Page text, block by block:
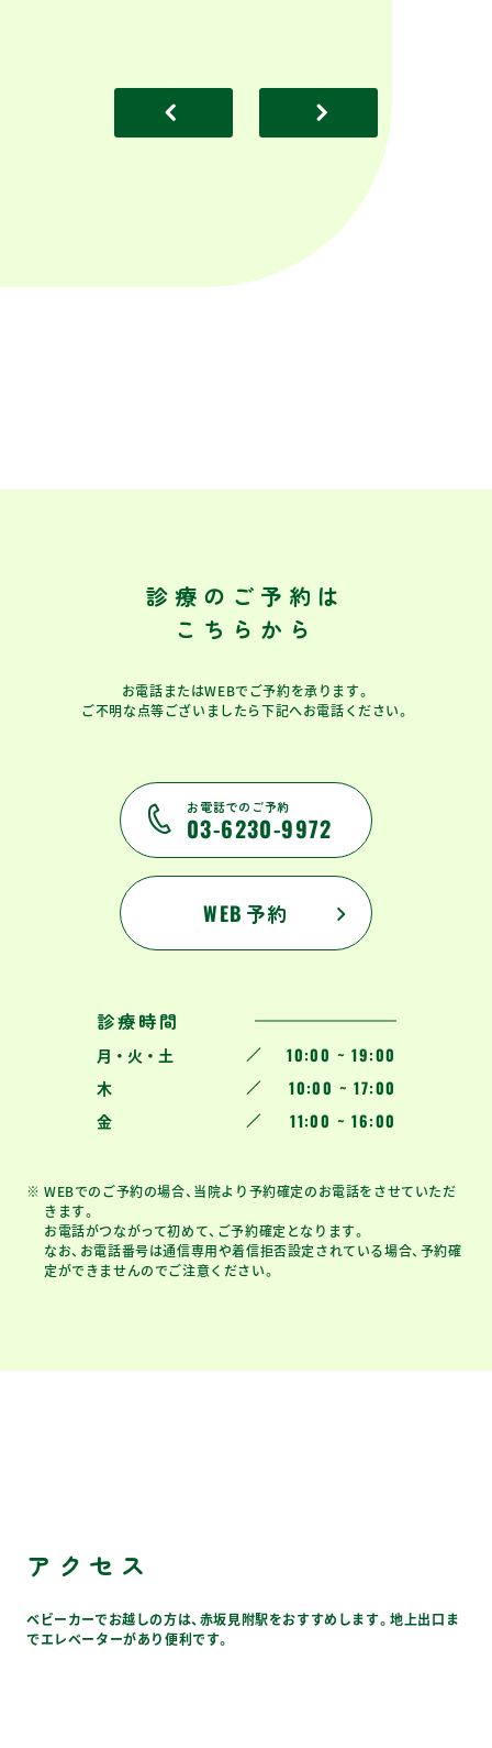
診療のご予約は
こちらから
お電話またはWEBでご予約を承ります。
ご不明な点等ございましたら下記へお電話ください。
お電話でのご予約
03-6230-9972
WEB 予約
診療時間
月 ・ 火 ・ 土 10:00 ~ 19:00
木 10:00 ~ 17:00
金 11:00 ~ 16:00
WEBでのご予約の場合、当院より予約確定のお電話をさせていただ
きます。
お電話がつながって初めて、ご予約確定となります。
なお、お電話番号は通信専用や着信拒否設定されている場合、予約確
定ができませんのでご注意ください。
アクセス
ベビーカーでお越しの方は、赤坂見附駅をおすすめします。地上出口ま
でエレベーターがあり便利です。